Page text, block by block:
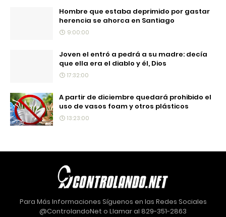
Hombre que estaba deprimido por gastar
herencia se ahorca en Santiago
9:00:00
Joven el entró a pedrá a su madre: decía
que ella era el diablo y él, Dios
17:32:00
A partir de diciembre quedará prohibido el
uso de vasos foam y otros plásticos
13:23:00
Para Más Informaciones Síguenos en las Redes Sociales
@ControlandoNet o Llamar al 829-351-2863